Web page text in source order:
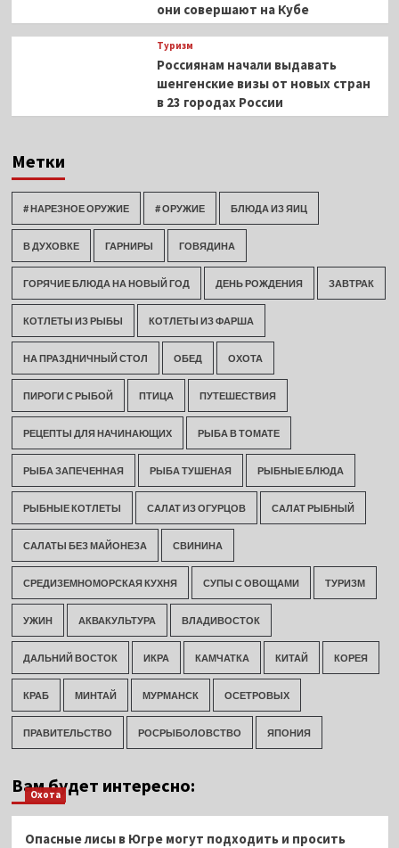
они совершают на Кубе
Туризм
Россиянам начали выдавать
шенгенские визы от новых стран
в 23 городах России
Метки
# НАРЕЗНОЕ ОРУЖИЕ # ОРУЖИЕ БЛЮДА ИЗ ЯИЦ
В ДУХОВКЕ ГАРНИРЫ ГОВЯДИНА
ГОРЯЧИЕ БЛЮДА НА НОВЫЙ ГОД ДЕНЬ РОЖДЕНИЯ ЗАВТРАК
КОТЛЕТЫ ИЗ РЫБЫ КОТЛЕТЫ ИЗ ФАРША
НА ПРАЗДНИЧНЫЙ СТОЛ ОБЕД ОХОТА
ПИРОГИ С РЫБОЙ ПТИЦА ПУТЕШЕСТВИЯ
РЕЦЕПТЫ ДЛЯ НАЧИНАЮЩИХ РЫБА В ТОМАТЕ
РЫБА ЗАПЕЧЕННАЯ РЫБА ТУШЕНАЯ РЫБНЫЕ БЛЮДА
РЫБНЫЕ КОТЛЕТЫ САЛАТ ИЗ ОГУРЦОВ САЛАТ РЫБНЫЙ
САЛАТЫ БЕЗ МАЙОНЕЗА СВИНИНА
СРЕДИЗЕМНОМОРСКАЯ КУХНЯ СУПЫ С ОВОЩАМИ ТУРИЗМ
УЖИН АКВАКУЛЬТУРА ВЛАДИВОСТОК
ДАЛЬНИЙ ВОСТОК ИКРА КАМЧАТКА КИТАЙ КОРЕЯ
КРАБ МИНТАЙ МУРМАНСК ОСЕТРОВЫХ
ПРАВИТЕЛЬСТВО РОСРЫБОЛОВСТВО ЯПОНИЯ
Вам будет интересно:
Охота
Опасные лисы в Югре могут подходить и просить